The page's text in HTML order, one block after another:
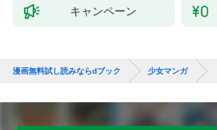
キャンペーン
漫画無料試し読みならdブック 少女マンガ